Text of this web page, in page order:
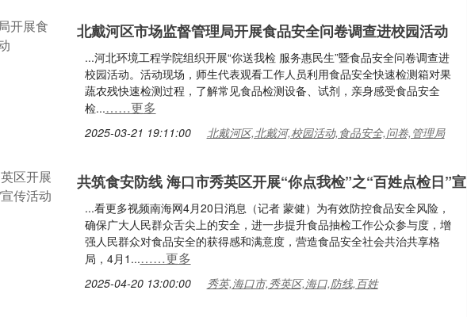
北戴河区市场监督管理局开展食品安全问卷调查进校园活动
...河北环境工程学院组织开展“你送我检 服务惠民生”暨食品安全问卷调查进
校园活动。活动现场，师生代表观看工作人员利用食品安全快速检测箱对果
蔬农残快速检测过程，了解常见食品检测设备、试剂，亲身感受食品安全
检...……更多
2025-03-21 19:11:00 北戴河区,北戴河,校园活动,食品安全,问卷,管理局
共筑食安防线 海口市秀英区开展“你点我检”之“百姓点检日”宣
...看更多视频南海网4月20日消息（记者 蒙健）为有效防控食品安全风险，
确保广大人民群众舌尖上的安全，进一步提升食品抽检工作公众参与度，增
强人民群众对食品安全的获得感和满意度，营造食品安全社会共治共享格
局，4月1...……更多
2025-04-20 13:00:00 秀英,海口市,秀英区,海口,防线,百姓